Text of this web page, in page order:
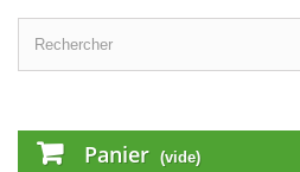
Panier (vide)